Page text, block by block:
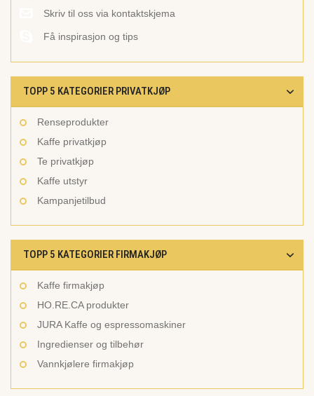
Skriv til oss via kontaktskjema
Få inspirasjon og tips
TOPP 5 KATEGORIER PRIVATKJØP
Renseprodukter
Kaffe privatkjøp
Te privatkjøp
Kaffe utstyr
Kampanjetilbud
TOPP 5 KATEGORIER FIRMAKJØP
Kaffe firmakjøp
HO.RE.CA produkter
JURA Kaffe og espressomaskiner
Ingredienser og tilbehør
Vannkjølere firmakjøp